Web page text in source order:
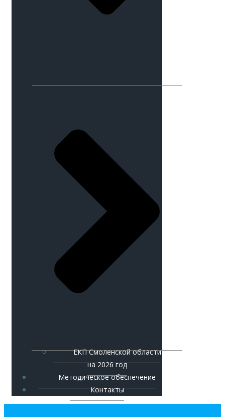
ЕКП Смоленской области
на 2026 год
Методическое обеспечение
Контакты